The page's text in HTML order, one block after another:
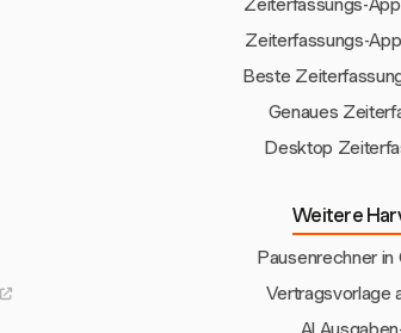
Zeiterfassungs-
Zeiterfassungs-
Beste
Genaues
Desktop
Weitere
Pausenrechner in
Vertragsvorlage